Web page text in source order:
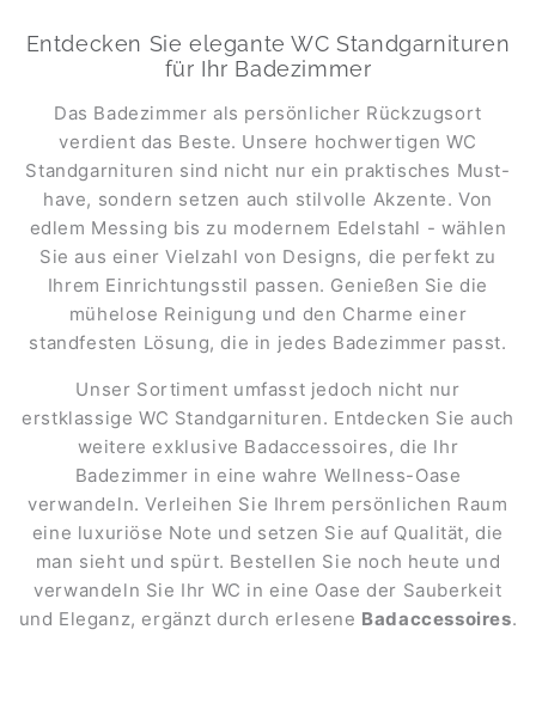
Entdecken Sie elegante WC Standgarnituren
für Ihr Badezimmer
Das Badezimmer als persönlicher Rückzugsort
verdient das Beste. Unsere hochwertigen WC
Standgarnituren sind nicht nur ein praktisches Must-
have, sondern setzen auch stilvolle Akzente. Von
edlem Messing bis zu modernem Edelstahl - wählen
Sie aus einer Vielzahl von Designs, die perfekt zu
Ihrem Einrichtungsstil passen. Genießen Sie die
mühelose Reinigung und den Charme einer
standfesten Lösung, die in jedes Badezimmer passt.
Unser Sortiment umfasst jedoch nicht nur
erstklassige WC Standgarnituren. Entdecken Sie auch
weitere exklusive Badaccessoires, die Ihr
Badezimmer in eine wahre Wellness-Oase
verwandeln. Verleihen Sie Ihrem persönlichen Raum
eine luxuriöse Note und setzen Sie auf Qualität, die
man sieht und spürt. Bestellen Sie noch heute und
verwandeln Sie Ihr WC in eine Oase der Sauberkeit
und Eleganz, ergänzt durch erlesene Badaccessoires.